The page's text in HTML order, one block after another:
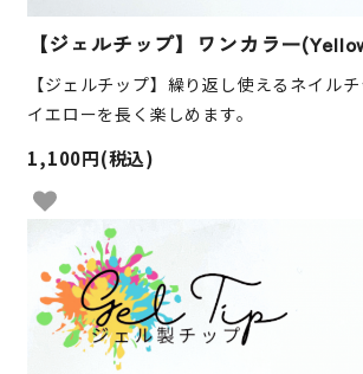
【ジェルチップ】ワンカラー
【ジェルチップ】繰り返し使えるネイル
イエローを長く楽しめます。
1,100円(税込)